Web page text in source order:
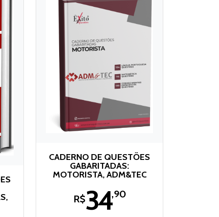
CADERNO DE QUESTÕES
GABARITADAS:
MOTORISTA, ADM&TEC
R$34,90